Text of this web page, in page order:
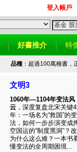
登入帳戶
好書推介 特
品種：超過100萬種書，
文明3
1060年—1104年变法风
云 ，深度复盘北宋关键
年：一场名为“救国”的变
法，如何一步步演变成
空国运的“制度黑洞”？
为什么这么难？一本书
懂变法的全周期困境...